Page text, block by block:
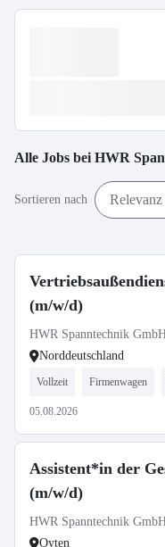
Alle Jobs bei HWR
Sortieren nach Relevanz
(m/w/d)
HWR Spanntechnik
Norddeutschland
Vollzeit Firmenwagen
05.08.2026
Assistent*in der
(m/w/d)
HWR Spanntechnik
Oyten